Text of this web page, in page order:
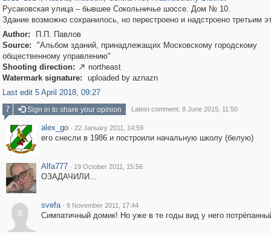
Русаковская улица – бывшее Сокольничье шоссе. Дом № 10.
Здание возможно сохранилось, но перестроено и надстроено третьим
Author:
П.П. Павлов
Source:
"Альбом зданий, принадлежащих Московскому городскому
общественному управлению"
Shooting direction:  northeast
Watermark signature:
uploaded by aznazn
Last edit 5 April 2018, 09:27
7
Sign in to share your opinion Latest comment: 8 June 2015, 11:50
alex_go · 22 January 2011, 14:59
его снесли в 1986 и построили начальную школу (белую)
Alfa777 · 19 October 2011, 15:56
ОЗАДАЧИЛИ...
s
svefa · 9 November 2011, 17:44
Симпатичный домик! Но уже в те годы вид у него